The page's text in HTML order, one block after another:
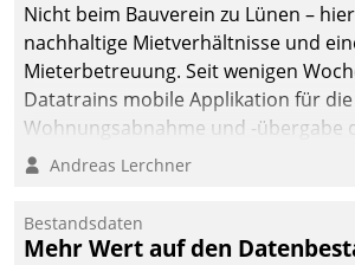
Nicht beim Bauverein zu Lünen –
nachhaltige Mietverhältnisse und
Mieterbetreuung. Seit wenigen
Datatrains mobile Applikation für die
Wohnungsabnahme und -übergabe
Mieter wohlgeordnet kommen und,
Andreas Lerchner
Bestandsdaten
Mehr Wert auf den